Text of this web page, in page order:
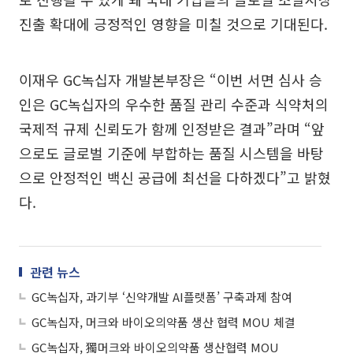
진출 확대에 긍정적인 영향을 미칠 것으로 기대된다.
이재우 GC녹십자 개발본부장은 “이번 서면 심사 승
인은 GC녹십자의 우수한 품질 관리 수준과 식약처의
국제적 규제 신뢰도가 함께 인정받은 결과”라며 “앞
으로도 글로벌 기준에 부합하는 품질 시스템을 바탕
으로 안정적인 백신 공급에 최선을 다하겠다”고 밝혔
다.
관련 뉴스
GC녹십자, 과기부 ‘신약개발 AI플랫폼’ 구축과제 참여
GC녹십자, 머크와 바이오의약품 생산 협력 MOU 체결
GC녹십자, 獨머크와 바이오의약품 생산협력 MOU